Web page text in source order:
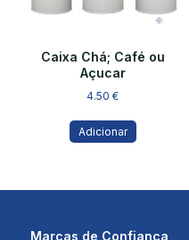
Caixa Chá; Café ou
Açucar
4.50€
Adicionar
Marcas de Confiança